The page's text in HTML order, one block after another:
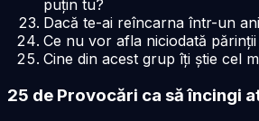
puțin tu?
Dacă te-ai reîncarna într-un
Ce nu vor afla niciodată
Cine din acest grup îți știe cel
25 de Provocări ca să încingi